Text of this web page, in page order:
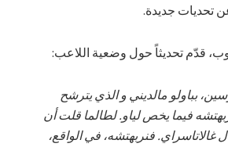
تحديات جديدة.
قدّم تحديثاً حول وضعية اللاعب:
بباولو مالديني و الذي يترشح
فيما يخص لياو. لطالما قلت أن
غالاتاسراي. فنربهتشه، في الواقع،